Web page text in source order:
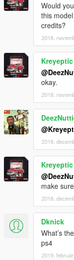
Would
this
credits?
2018.
Kreyeptic
okay.
2018.
2018.
Kreyeptic
make
2018.
Dknick
What’s
ps4
2019.